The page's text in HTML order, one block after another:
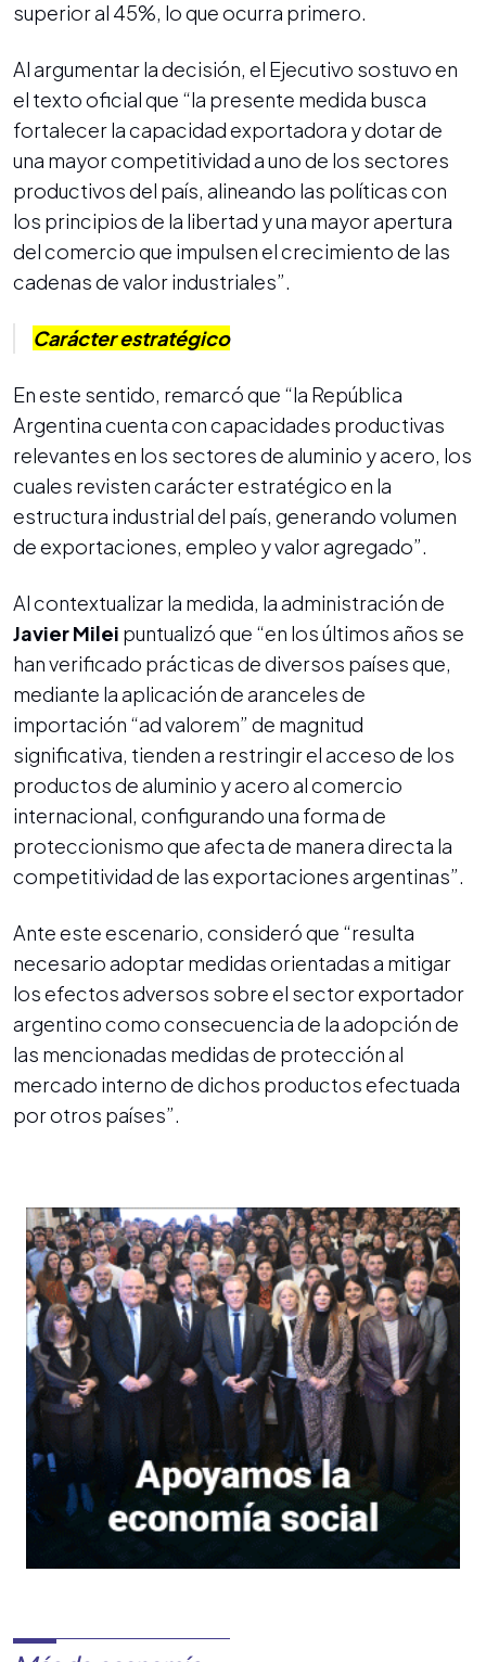
superior al 45%, lo que ocurra primero.
Al argumentar la decisión, el Ejecutivo sostuvo en
el texto oficial que “la presente medida busca
fortalecer la capacidad exportadora y dotar de
una mayor competitividad a uno de los sectores
productivos del país, alineando las políticas con
los principios de la libertad y una mayor apertura
del comercio que impulsen el crecimiento de las
cadenas de valor industriales”.
Carácter estratégico
En este sentido, remarcó que “la República
Argentina cuenta con capacidades productivas
relevantes en los sectores de aluminio y acero, los
cuales revisten carácter estratégico en la
estructura industrial del país, generando volumen
de exportaciones, empleo y valor agregado”.
Al contextualizar la medida, la administración de
Javier Milei puntualizó que “en los últimos años se
han verificado prácticas de diversos países que,
mediante la aplicación de aranceles de
importación “ad valorem” de magnitud
significativa, tienden a restringir el acceso de los
productos de aluminio y acero al comercio
internacional, configurando una forma de
proteccionismo que afecta de manera directa la
competitividad de las exportaciones argentinas”.
Ante este escenario, consideró que “resulta
necesario adoptar medidas orientadas a mitigar
los efectos adversos sobre el sector exportador
argentino como consecuencia de la adopción de
las mencionadas medidas de protección al
mercado interno de dichos productos efectuada
por otros países”.